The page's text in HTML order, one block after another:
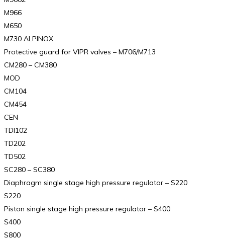
M966
M650
M730 ALPINOX
Protective guard for VIPR valves – M706/M713
CM280 – CM380
MOD
CM104
CM454
CEN
TDI102
TD202
TD502
SC280 – SC380
Diaphragm single stage high pressure regulator – S220
S220
Piston single stage high pressure regulator – S400
S400
S800